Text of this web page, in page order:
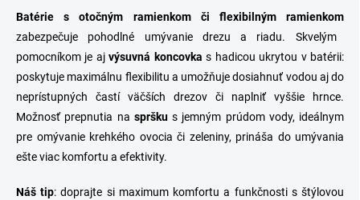
Batérie s otočným ramienkom či flexibilným ramienkom
zabezpečuje pohodlné umývanie drezu a riadu. Skvelým
pomocníkom je ajvýsuvná koncovka s hadicou ukrytou v batérii:
poskytuje maximálnu flexibilitu a umožňuje dosiahnuť vodou aj do
neprístupných častí väčších drezov či naplniť vyššie hrnce.
Možnosť prepnutia na sprškus jemným prúdom vody, ideálnym
pre omývanie krehkého ovocia či zeleniny, prináša do umývania
ešte viac komfortu a efektivity.
Náš tip: doprajte si maximum komfortu a funkčnosti s štýlovou